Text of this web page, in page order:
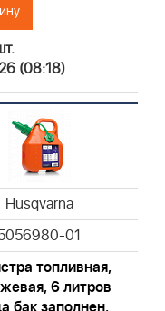
Briggs & Stratton
Briggs & Stratton
Briggs & Stratton
Briggs & Stratton
Briggs & Stratton
Briggs & Stratton
Briggs & Stratton
Briggs & Stratton
Briggs & Stratton
Briggs & Stratton
Briggs & Stratton
(08:18)
Husqvarna
01
топливная,
6 литров